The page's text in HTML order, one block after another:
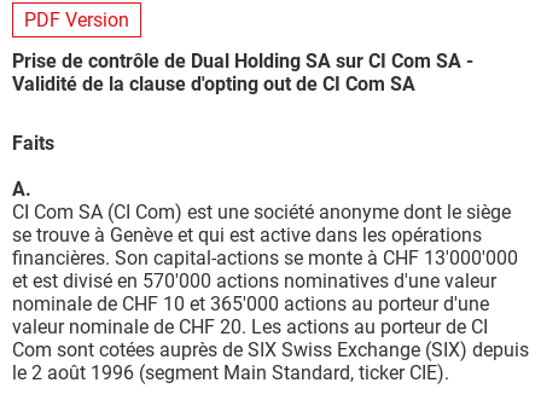
PDF Version
Prise de contrôle de Dual Holding SA sur CI Com SA -
Validité de la clause d'opting out de CI Com SA
Faits
A.
CI Com SA (CI Com) est une société anonyme dont le siège
se trouve à Genève et qui est active dans les opérations
financières. Son capital-actions se monte à CHF 13'000'000
et est divisé en 570'000 actions nominatives d'une valeur
nominale de CHF 10 et 365'000 actions au porteur d'une
valeur nominale de CHF 20. Les actions au porteur de CI
Com sont cotées auprès de SIX Swiss Exchange (SIX) depuis
le 2 août 1996 (segment Main Standard, ticker CIE).